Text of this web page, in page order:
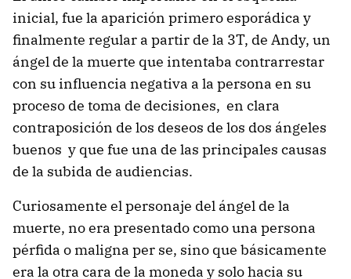
inicial, fue la aparición primero esporádica y
finalmente regular a partir de la 3T, de Andy, un
ángel de la muerte que intentaba contrarrestar
con su influencia negativa a la persona en su
proceso de toma de decisiones, en clara
contraposición de los deseos de los dos ángeles
buenos y que fue una de las principales causas
de la subida de audiencias.
Curiosamente el personaje del ángel de la
muerte, no era presentado como una persona
pérfida o maligna per se, sino que básicamente
era la otra cara de la moneda y solo hacia su